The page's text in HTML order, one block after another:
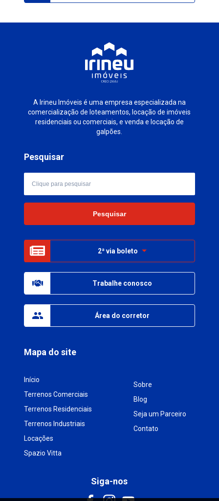
A Irineu Imóveis é uma empresa especializada na
comercialização de loteamentos, locação de imóveis
residenciais ou comerciais, e venda e locação de
galpões.
Mapa do site
Início
Terrenos Comerciais
Terrenos Residenciais
Terrenos Industriais
Locações
Spazio Vitta
Sobre
Blog
Seja um Parceiro
Contato
Pesquisar
2ª via boleto
Trabalhe conosco
Área do corretor
Siga-nos